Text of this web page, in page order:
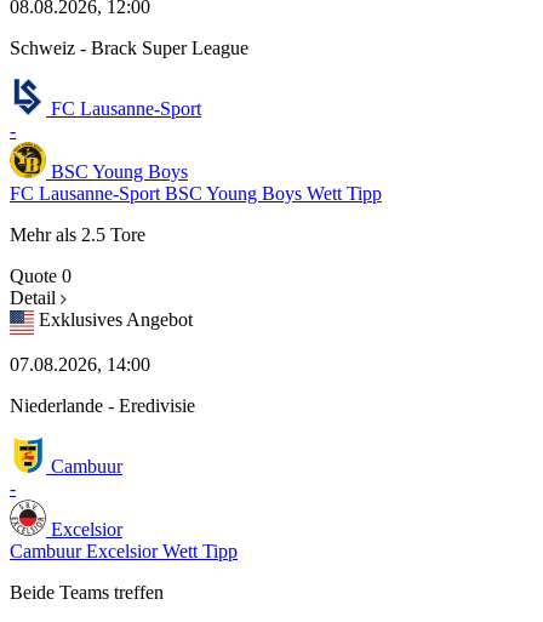
08.08.2026, 12:00
Schweiz - Brack Super League
FC Lausanne-Sport
-
BSC Young Boys
FC Lausanne-Sport BSC Young Boys Wett Tipp
Mehr als 2.5 Tore
Quote 0
Detail
Exklusives Angebot
07.08.2026, 14:00
Niederlande - Eredivisie
Cambuur
-
Excelsior
Cambuur Excelsior Wett Tipp
Beide Teams treffen